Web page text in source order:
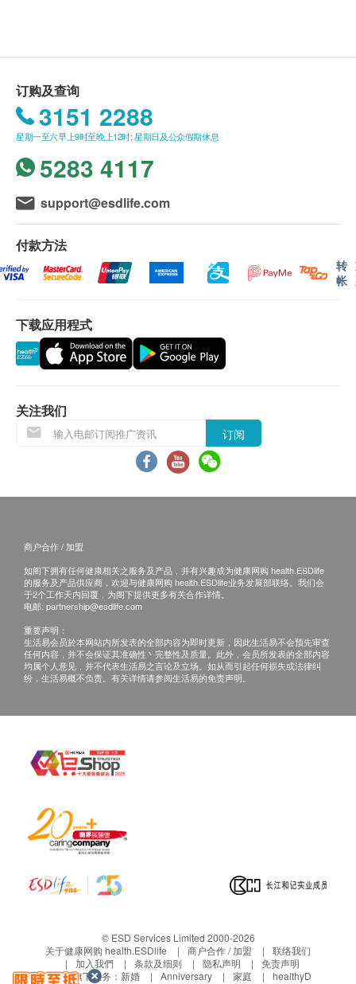
初期肺癌筛查
低辐射量肺部扫描
基本健康评估
体重
血压
脉搏率
身高体重比例指数分析
大便隐血
报告
医护人员电话讲解报告
签署者的身份证明文件副本，经核实无误后可提供
服务。
预先取同意书并由家长或监护人签署妥当，可接受
客人自行到中心，出示已签署的同意书及签署者的
身份证明文件副本核实无误后可提供服务。
本身体检查计划有效期为1年，客户必须于1年内
(由确认付款日期起计) 接受有关检查，客户需提前
1个月预约相关检查，逾期作废。
报告：
进行健康检查后，一般情况下，需大概12个工作天
跟进检查报告，工作天不包括星期六、日及公众假
验项目所需时间或客人指明特定时段) 而有所延
长。
A. 本地及海外客户：
*邮寄报告
a. 本地平邮$15邮费；挂号收取$30邮费；
b. 国内或澳门收取$50邮费；
c. 海外收取$100邮费
B. 国内客户
(2) *顺丰速递报告
备注：
如果客户已完成电话或面解服务,若再要求讲解,需
客户若体检后3个月内不提取报告，所有报告一律
作销毁处理及不会存底，客户如需额外索取报告複
印本 (体检后3个月内)，将收取$100行政费。注
意：複印本报告未必完整。
客人需自行承担邮寄报告之风险。
免责声明：
订购及查询
3151 2288
星期一至六早上9时至晚上12时; 星期日及公众假期休息
5283 4117
support@esdlife.com
付款方法
转
帐
下载应用程式
关注我们
订阅
商户合作 / 加盟
如阁下拥有任何健康相关之服务及产品，并有兴趣成为健康网购 health.ESDlife
的服务及产品供应商，欢迎与健康网购 health.ESDlife业务发展部联络。我们会
于2个工作天内回覆，为阁下提供更多有关合作详情。
电邮: partnership@esdlife.com
重要声明：
生活易会员於本网站内所发表的全部内容为即时更新，因此生活易不会预先审查
任何内容，并不会保证其准确性丶完整性及质量。此外，会员所发表的全部内容
均属个人意见，并不代表生活易之言论及立场。如从而引起任何损失或法律纠
纷，生活易概不负责。有关详情请参阅生活易的免责声明。
© ESD Services Limited 2000-2026
关于健康网购 health.ESDlife
商户合作 / 加盟
联络我们
加入我們
条款及细则 隐私声明
免责声明
生活易旗下业务： 新婚 Anniversary 家庭
healthyD